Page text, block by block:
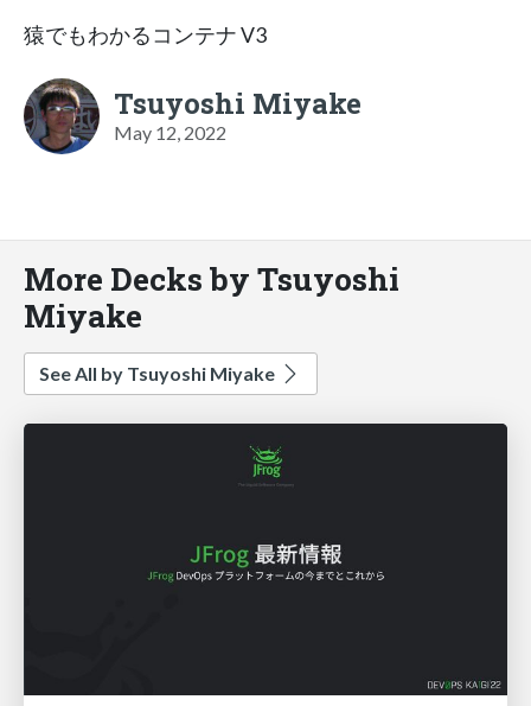
猿でもわかるコンテナ V3
Tsuyoshi Miyake
May 12, 2022
More Decks by Tsuyoshi
Miyake
See All by Tsuyoshi Miyake